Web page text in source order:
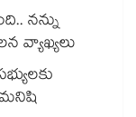
నన్ను
వ్యాఖ్యలు